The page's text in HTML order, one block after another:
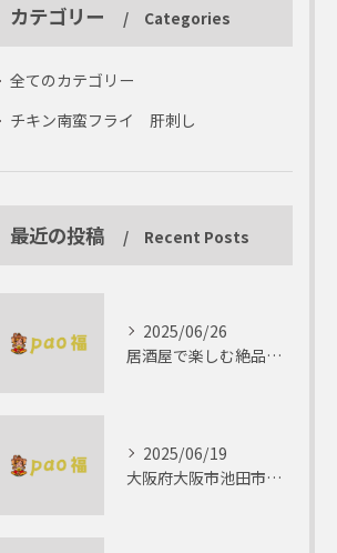
カテゴリー Categories
全てのカテゴリー
チキン南蛮フライ 肝刺し
最近の投稿 Recent Posts
2025/06/26
居酒屋で楽しむ絶品テリーヌの世界
2025/06/19
大阪府大阪市池田市で楽しむしゃぶしゃぶの魅力とは？